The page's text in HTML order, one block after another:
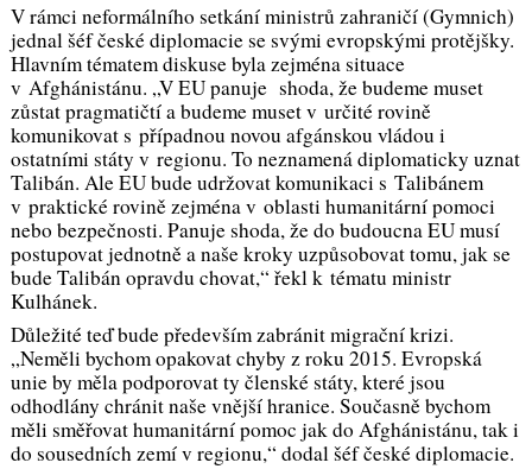
V rámci neformálního setkání ministrů zahraničí (Gymnich)
jednal šéf české diplomacie se svými evropskými protějšky.
Hlavním tématem diskuse byla zejména situace
v Afghánistánu. „V EU panuje shoda, že budeme muset
zůstat pragmatičtí a budeme muset v určité rovině
komunikovat s případnou novou afgánskou vládou i
ostatními státy v regionu. To neznamená diplomaticky uznat
Talibán. Ale EU bude udržovat komunikaci s Talibánem
v praktické rovině zejména v oblasti humanitární pomoci
nebo bezpečnosti. Panuje shoda, že do budoucna EU musí
postupovat jednotně a naše kroky uzpůsobovat tomu, jak se
bude Talibán opravdu chovat,“ řekl k tématu ministr
Kulhánek.
Důležité teď bude především zabránit migrační krizi.
„Neměli bychom opakovat chyby z roku 2015. Evropská
unie by měla podporovat ty členské státy, které jsou
odhodlány chránit naše vnější hranice. Současně bychom
měli směřovat humanitární pomoc jak do Afghánistánu, tak i
do sousedních zemí v regionu,“ dodal šéf české diplomacie.